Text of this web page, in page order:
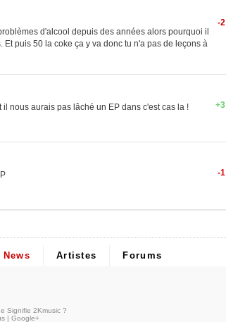
-2
d'alcool depuis des années alors pourquoi il
Et puis 50 la coke ça y va donc tu n'a pas de leçons à
+3
nous aurais pas lâché un EP dans c'est cas la !
-1
News Artistes Forums
Signifie 2Kmusic ?
| Google+